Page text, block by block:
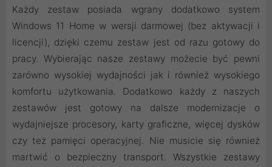
Każdy zestaw posiada wgrany dodatkowo system
Windows 11 Home w wersji darmowej (bez aktywacji i
licencji), dzięki czemu zestaw jest od razu gotowy do
pracy. Wybierając nasze zestawy możecie być pewni
zarówno wysokiej wydajności jak i również wysokiego
komfortu użytkowania. Dodatkowo każdy z naszych
zestawów jest gotowy na dalsze modernizacje o
wydajniejsze procesory, karty graficzne, więcej dysków
czy też pamięci operacyjnej. Nie musicie się również
martwić o bezpieczny transport. Wszystkie zestawy